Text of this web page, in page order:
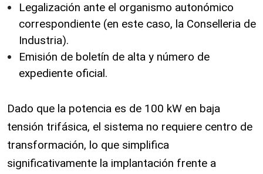
Legalización ante el organismo autonómico
correspondiente (en este caso, la Conselleria de
Industria).
Emisión de boletín de alta y número de
expediente oficial.
Dado que la potencia es de 100 kW en baja
tensión trifásica, el sistema no requiere centro de
transformación, lo que simplifica
significativamente la implantación frente a